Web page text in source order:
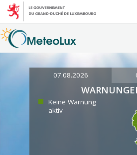
07.08.2026
Keine Warnung
aktiv